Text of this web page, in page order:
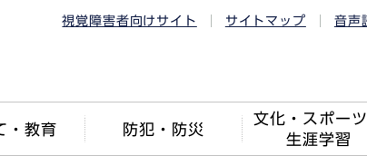
視覚障害者向けサイト サイトマップ 音声
・教育 防犯・防災
文化・スポー
生涯学習